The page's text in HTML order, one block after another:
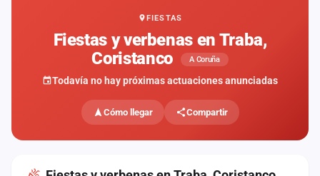
FIESTAS
Fiestas y verbenas en Traba,
Coristanco
A Coruña
Todavía no hay próximas actuaciones anunciadas
Cómo llegar Compartir
Componentes
Agencias
Rankings